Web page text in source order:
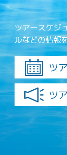
ツアースケジ
ルなどの情報
ツ
ツ